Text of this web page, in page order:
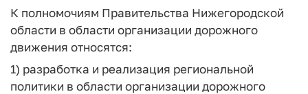
К полномочиям Правительства Нижегородской
области в области организации дорожного
движения относятся:
1) разработка и реализация региональной
политики в области организации дорожного